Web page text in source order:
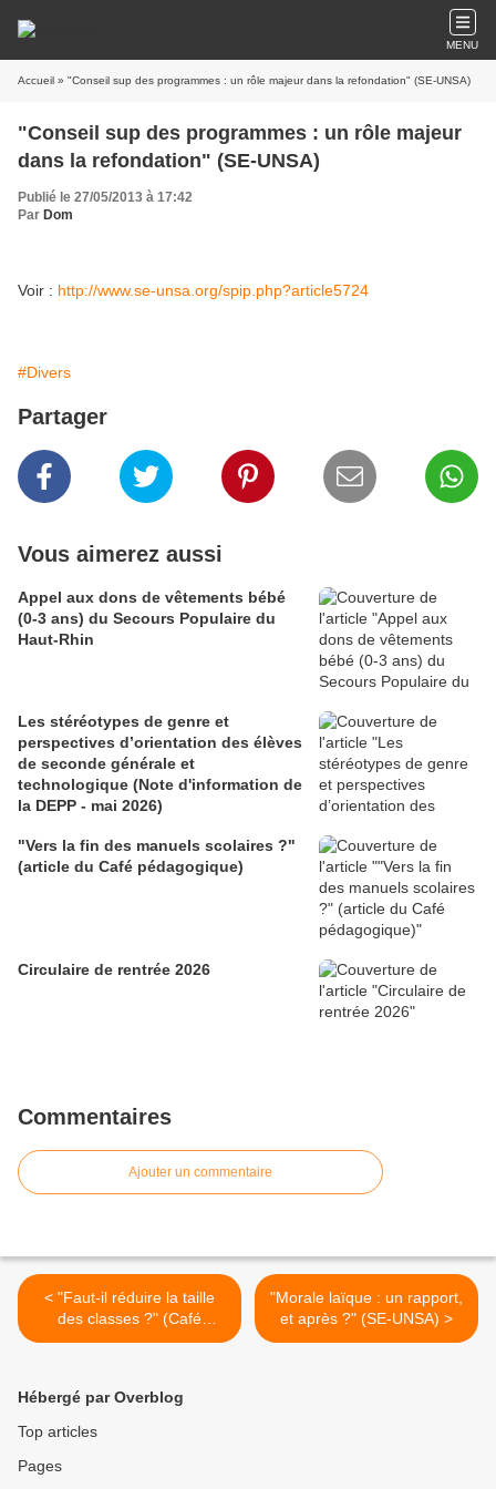
MENU
Accueil » "Conseil sup des programmes : un rôle majeur dans la refondation" (SE-UNSA)
"Conseil sup des programmes : un rôle majeur
dans la refondation" (SE-UNSA)
Publié le 27/05/2013 à 17:42
Par Dom
Voir : http://www.se-unsa.org/spip.php?article5724
#Divers
Partager
Vous aimerez aussi
Appel aux dons de vêtements bébé
(0-3 ans) du Secours Populaire du
Haut-Rhin
Les stéréotypes de genre et
perspectives d’orientation des élèves
de seconde générale et
technologique (Note d'information de
la DEPP - mai 2026)
"Vers la fin des manuels scolaires ?"
(article du Café pédagogique)
Circulaire de rentrée 2026
Commentaires
Ajouter un commentaire
< "Faut-il réduire la taille
des classes ?" (Café
pédagogique)
"Morale laïque : un rapport,
et après ?" (SE-UNSA) >
Hébergé par Overblog
Top articles
Pages